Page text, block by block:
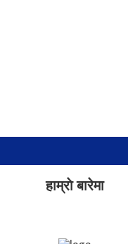
हाम्राे बारेमा